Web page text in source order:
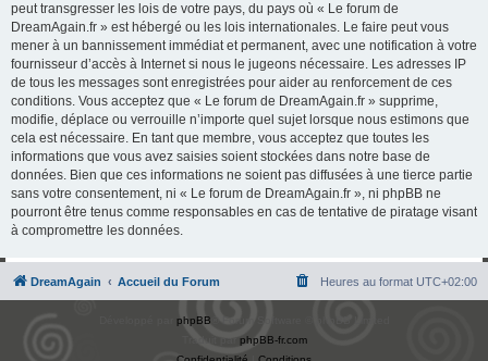
peut transgresser les lois de votre pays, du pays où « Le forum de
DreamAgain.fr » est hébergé ou les lois internationales. Le faire peut vous
mener à un bannissement immédiat et permanent, avec une notification à votre
fournisseur d’accès à Internet si nous le jugeons nécessaire. Les adresses IP
de tous les messages sont enregistrées pour aider au renforcement de ces
conditions. Vous acceptez que « Le forum de DreamAgain.fr » supprime,
modifie, déplace ou verrouille n’importe quel sujet lorsque nous estimons que
cela est nécessaire. En tant que membre, vous acceptez que toutes les
informations que vous avez saisies soient stockées dans notre base de
données. Bien que ces informations ne soient pas diffusées à une tierce partie
sans votre consentement, ni « Le forum de DreamAgain.fr », ni phpBB ne
pourront être tenus comme responsables en cas de tentative de piratage visant
à compromettre les données.
DreamAgain Accueil du Forum Heures au format UTC+02:00
phpBB
phpBB-fr.com